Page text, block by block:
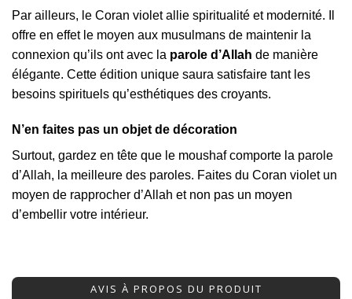
Par ailleurs, le Coran violet allie spiritualité et modernité. Il
offre en effet le moyen aux musulmans de maintenir la
connexion qu’ils ont avec la parole d’Allah de manière
élégante. Cette édition unique saura satisfaire tant les
besoins spirituels qu’esthétiques des croyants.
N’en faites pas un objet de décoration
Surtout, gardez en tête que le moushaf comporte la parole
d’Allah, la meilleure des paroles. Faites du Coran violet un
moyen de rapprocher d’Allah et non pas un moyen
d’embellir votre intérieur.
AVIS À PROPOS DU PRODUIT